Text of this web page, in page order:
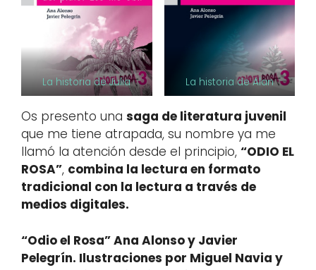
La historia de Julia La historia de Alan
Os presento una saga de literatura juvenil
que me tiene atrapada, su nombre ya me
llamó la atención desde el principio, “ODIO EL
ROSA”, combina la lectura en formato
tradicional con la lectura a través de
medios digitales.
“Odio el Rosa” Ana Alonso y Javier
Pelegrín. Ilustraciones por Miguel Navia y